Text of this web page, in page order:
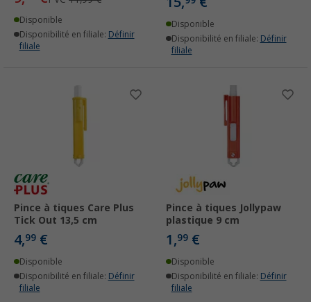
Disponible
Disponibilité en filiale: Définir
filiale
Disponible
Disponibilité en filiale: Définir
filiale
Pince à tiques Care Plus
Tick Out 13,5 cm
4,99 €
Disponible
Disponibilité en filiale: Définir
filiale
Pince à tiques Jollypaw
plastique 9 cm
1,99 €
Disponible
Disponibilité en filiale: Définir
filiale